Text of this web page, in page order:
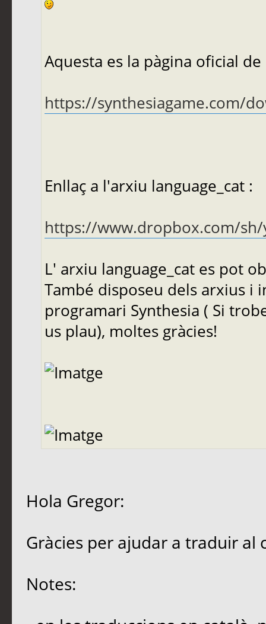
Aquesta es la pàgina oficial
https://synthesiagame.com/
Enllaç a l'arxiu language_cat :
https://www.dropbox.com/sh/
L' arxiu language_cat es pot
També disposeu dels arxius i
programari Synthesia ( Si
us plau), moltes gràcies!
Hola Gregor:
Gràcies per ajudar a traduir al
Notes: